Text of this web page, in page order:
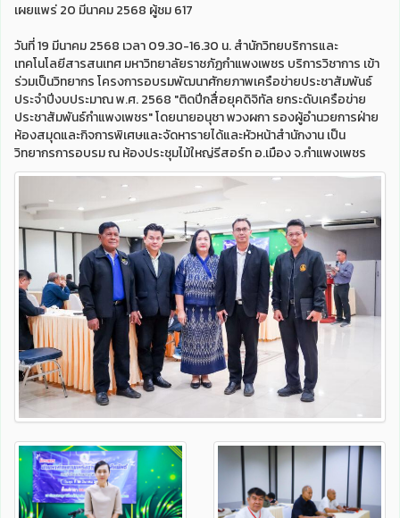
เผยแพร่ 20 มีนาคม 2568 ผู้ชม 617
วันที่ 19 มีนาคม 2568 เวลา 09.30-16.30 น. สำนักวิทยบริการและ
เทคโนโลยีสารสนเทศ มหาวิทยาลัยราชภัฏกำแพงเพชร บริการวิชาการ เข้า
ร่วมเป็นวิทยากร โครงการอบรมพัฒนาศักยภาพเครือข่ายประชาสัมพันธ์
ประจำปีงบประมาณ พ.ศ. 2568 "ติดปีกสื่อยุคดิจิทัล ยกระดับเครือข่าย
ประชาสัมพันธ์กำแพงเพชร" โดยนายอนุชา พวงผกา รองผู้อำนวยการฝ่าย
ห้องสมุดและกิจการพิเศษและจัดหารายได้และหัวหน้าสำนักงาน เป็น
วิทยากรการอบรม ณ ห้องประชุมไม้ใหญ่รีสอร์ท อ.เมือง จ.กำแพงเพชร